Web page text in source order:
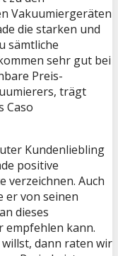
Vakuumiergeräten
die starken und
sämtliche
sehr gut bei
Preis-
trägt
Caso
Kundenliebling
positive
verzeichnen. Auch
er von seinen
dieses
empfehlen kann.
dann raten wir